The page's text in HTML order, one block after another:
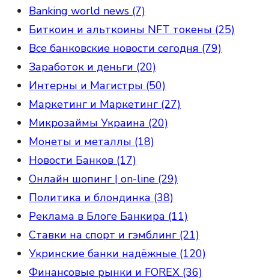
Banking world news (7)
Биткоин и альткоины NFT токены (25)
Все банковские новости сегодня (79)
Заработок и деньги (20)
Интерны и Магистры (50)
Маркетинг и Маркетинг (27)
Микрозаймы Украина (20)
Монеты и металлы (18)
Новости Банков (17)
Онлайн шопинг | on-line (29)
Политика и блондинка (38)
Реклама в Блоге Банкира (11)
Ставки на спорт и гэмблинг (21)
Укринские банки надёжные (120)
Финансовые рынки и FOREX (36)